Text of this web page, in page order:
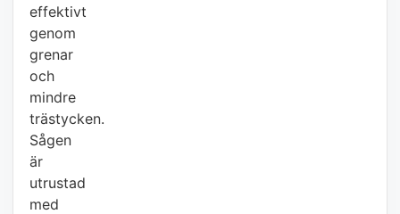
effektivt
genom
grenar
och
mindre
trästycken.
Sågen
är
utrustad
med